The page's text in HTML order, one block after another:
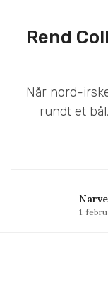
Rend
Når nord-
rundt et
1.